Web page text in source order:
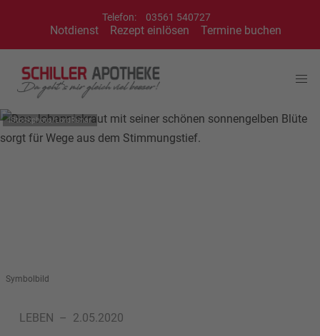
Telefon: 03561 540727
Notdienst Rezept einlösen Termine buchen
iStockphoto/LordRunar
Symbolbild
LEBEN – 2.05.2020